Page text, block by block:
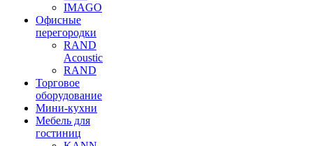
IMAGO
Офисные
перегородки
RAND
Acoustic
RAND
Торговое
оборудование
Мини-кухни
Мебель для
гостиниц